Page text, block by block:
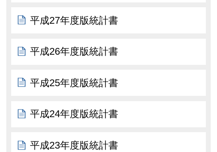
平成27年度版統計書
平成26年度版統計書
平成25年度版統計書
平成24年度版統計書
平成23年度版統計書